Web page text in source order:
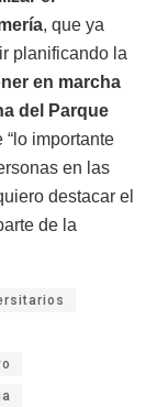
, que ya
planificando la
en marcha
del Parque
“lo importante
en las
destacar el
de la